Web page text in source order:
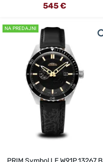
545 €
NA PREDAJNI